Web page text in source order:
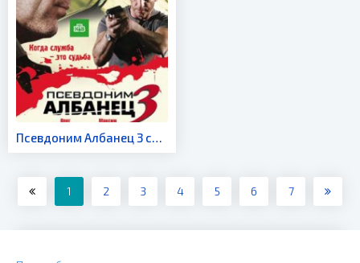
Псевдоним Албанец 3 сезон
1 2 3 4 5 6 7